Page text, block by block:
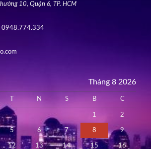
10, Quận 6, TP. HCM
Tháng 8 2026
N S B C
1 2
5 6 7 8 9
12 13 14 15 16